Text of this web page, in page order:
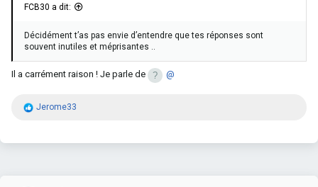
FCB30 a dit:
Décidément t’as pas envie d’entendre que tes réponses sont
souvent inutiles et méprisantes ..
Il a carrément raison ! Je parle de @
R
Jerome33